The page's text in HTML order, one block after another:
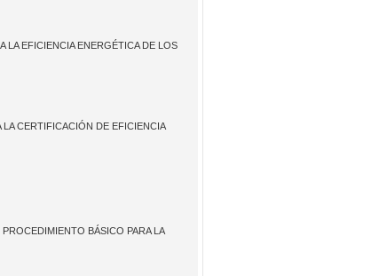
LA EFICIENCIA ENERGÉTICA DE LOS
CERTIFICACIÓN DE EFICIENCIA
BÁSICO PARA LA